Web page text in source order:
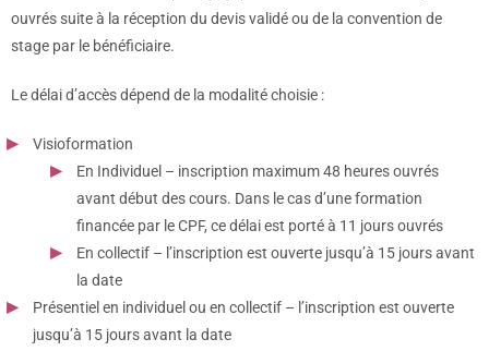
ouvrés suite à la réception du devis validé ou de la convention de
stage par le bénéficiaire.
Le délai d’accès dépend de la modalité choisie :
Visioformation
En Individuel – inscription maximum 48 heures ouvrés
avant début des cours. Dans le cas d’une formation
financée par le CPF, ce délai est porté à 11 jours ouvrés
En collectif – l’inscription est ouverte jusqu’à 15 jours avant
la date
Présentiel en individuel ou en collectif – l’inscription est ouverte
jusqu’à 15 jours avant la date